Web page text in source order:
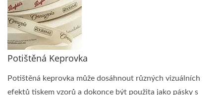
Potištěná Keprovka
Potištěná keprovka může dosáhnout různých vizuálních
efektů tiskem vzorů a dokonce být použita jako pásky s